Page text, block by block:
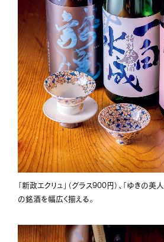
「新政エクリュ」（グラス900円）、「ゆきの美
の銘酒を幅広く揃える。